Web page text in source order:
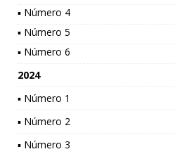
▪ Número 4
▪ Número 5
▪ Número 6
2024
▪ Número 1
▪ Número 2
▪ Número 3